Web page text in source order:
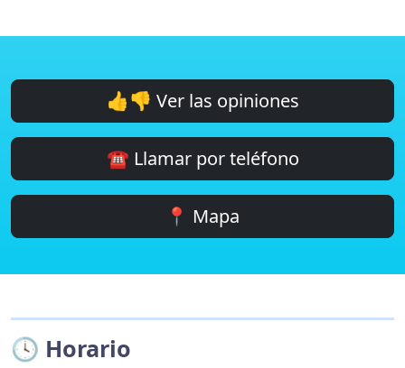
👍👎 Ver las opiniones
☎️ Llamar por teléfono
📍 Mapa
🕓 Horario